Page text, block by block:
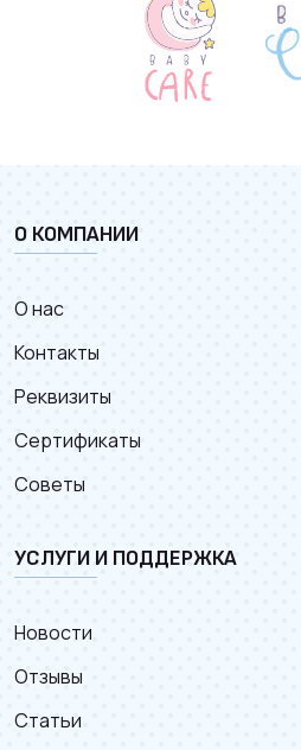
О КОМПАНИИ
О нас
Контакты
Реквизиты
Сертификаты
Советы
УСЛУГИ И ПОДДЕРЖКА
Новости
Отзывы
Статьи